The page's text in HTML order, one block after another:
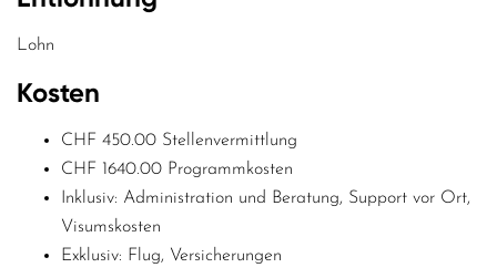
Lohn
Kosten
CHF 450.00 Stellenvermittlung
CHF 1640.00 Programmkosten
Inklusiv: Administration und Beratung, Support vor Ort,
Visumskosten
Exklusiv: Flug, Versicherungen